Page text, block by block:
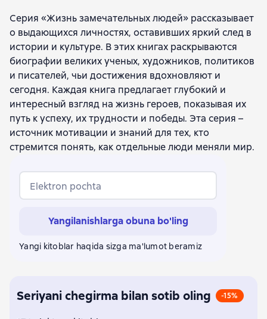
Николай Черкашин Павел Басинский
Алексей Варламов Андрей Рубанов
Ольга Погодина Игорь Рабинер
Людмила Ивонина Екатерина Глаголева
Алексей Песков К. М. Карягин
Владимир Чепинский
Александр Куланов
И. Е. Суриков Максим Макарычев
Вячеслав Николаевич Козляков
Александр Бондаренко Владимир Антонов
Андрей Андреев Дмитрий Медведев
Сергей Михеенков
Евгений Шишкин Александр Сенкевич
Георгий Чернявский Василий Авченко
Вячеслав Бондаренко Николай Долгополов
Михаил Филин Валерий Михайлов Андрей Ранчин
Серия «Жизнь замечательных людей» рассказывает
о выдающихся личностях, оставивших яркий след в
истории и культуре. В этих книгах раскрываются
биографии великих ученых, художников, политиков
и писателей, чьи достижения вдохновляют и
сегодня. Каждая книга предлагает глубокий и
интересный взгляд на жизнь героев, показывая их
путь к успеху, их трудности и победы. Эта серия –
источник мотивации и знаний для тех, кто
стремится понять, как отдельные люди меняли мир.
Elektron pochta
Yangilanishlarga obuna bo'ling
Yangi kitoblar haqida sizga ma'lumot beramiz
Seriyani chegirma bilan sotib oling -15%